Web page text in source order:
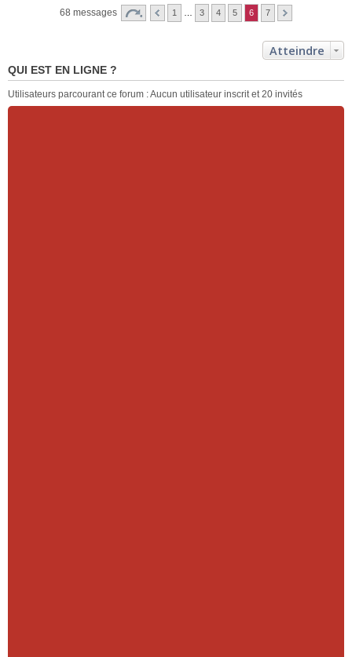
68 messages 1 3 4 5 6 7
Atteindre
QUI EST EN LIGNE ?
Utilisateurs parcourant ce forum : Aucun utilisateur inscrit et 20 invités